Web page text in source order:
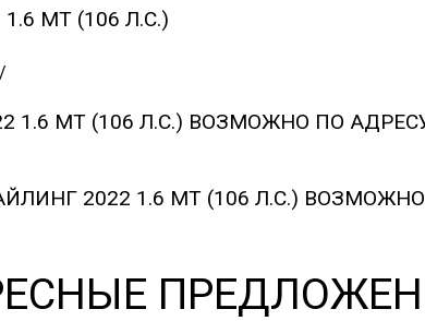
MT (106 Л.С.)
1.6 MT (106 Л.С.) ВОЗМОЖНО ПО
2022 1.6 MT (106 Л.С.)